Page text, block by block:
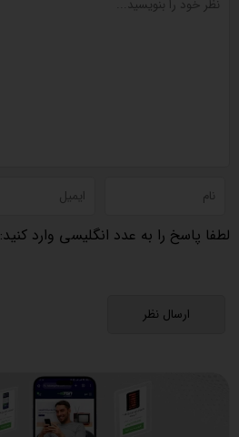
لطفا پاسخ را به عدد انگلیسی وارد کنید: